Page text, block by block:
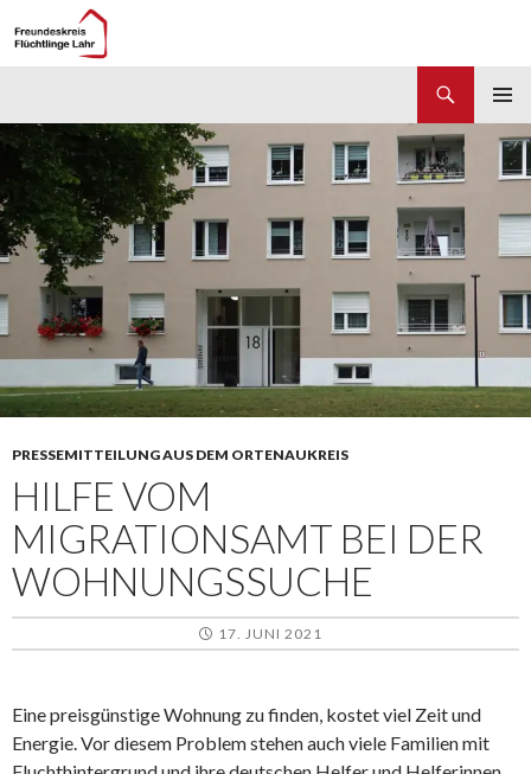
MENÜ
INHALT
SPRINGEN
PRESSEMITTEILUNG AUS DEM ORTENAUKREIS
HILFE VOM
MIGRATIONSAMT BEI DER
WOHNUNGSSUCHE
17. JUNI 2021
Eine preisgünstige Wohnung zu finden, kostet viel Zeit und
Energie. Vor diesem Problem stehen auch viele Familien mit